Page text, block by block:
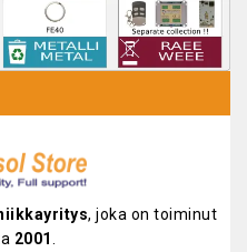
, joka on toiminut
2001